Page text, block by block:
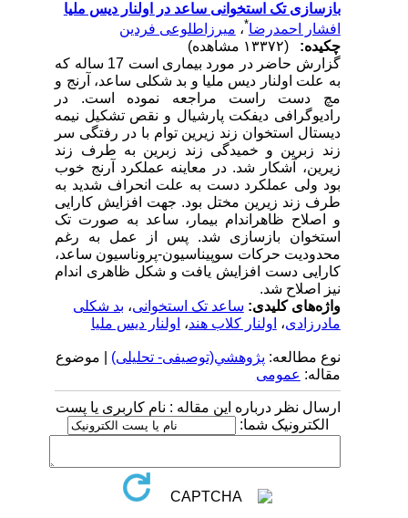
بازسازی تک استخوانی ساعد در اولنار دیس ملیا
افشار احمدرضا*،میرزاطلوعی فردین
چکیده:
گزارش حاضر در مورد بیماری است 17 ساله که
به علت اولنار دیس ملیا و بد شکلی ساعد، آرنج و
مچ دست راست مراجعه نموده است. در
رادیوگرافی دیفکت پارشیال و نقص تشکیل نیمه
دیستال استخوان زند زیرین توام با در رفتگی سر
زند زبرین و خمیدگی زند زبرین به طرف زند
زیرین، آشکار شد. در معاینه عملکرد آرنج خوب
بود ولی عملکرد دست به علت انحراف شدید به
طرف زند زیرین مختل بود. جهت افزایش کارایی
و اصلاح ظاهراندام بیمار، ساعد به صورت تک
استخوان بازسازی شد. پس از عمل به رغم
محدودیت حرکات سوپیناسیون-پروناسیون ساعد،
کارایی دست افزایش یافت و شکل ظاهری اندام
نیز اصلاح شد.
واژه‌های کلیدی:ساعد تک استخوانی،بد شکلی
مادرزادی،اولنار کلاب هند،اولنار دیس ملیا
نوع مطالعه:پژوهشي(توصیفی- تحلیلی) | موضوع
مقاله:عمومى
ارسال نظر درباره این مقاله : نام کاربری یا پست
الکترونیک شما: